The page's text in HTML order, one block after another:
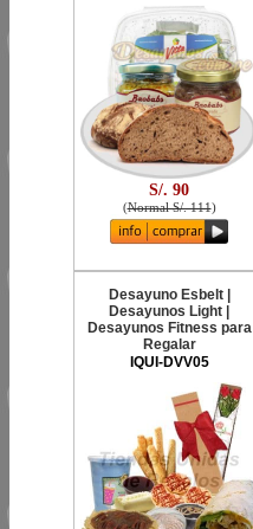
S/. 90
(Normal S/. 111)
Desayuno Esbelt |
Desayunos Light |
Desayunos Fitness para
Regalar
IQUI-DVV05